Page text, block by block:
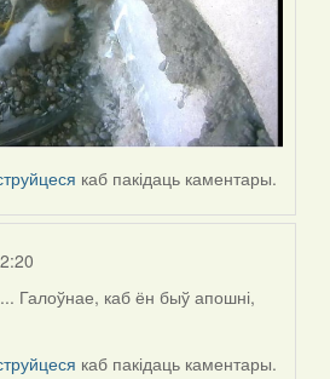
каб пакідаць каментары.
Галоўнае, каб ён быў апошні,
каб пакідаць каментары.